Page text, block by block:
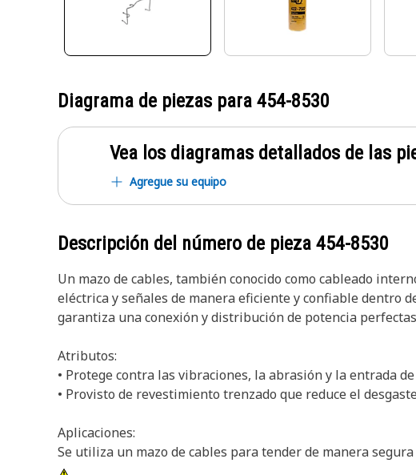
Diagrama de piezas para 454-8530
Vea los diagramas detallados de las
Agregue su equipo
Descripción del número de pieza 454-8530
Un mazo de cables, también conocido como cableado
eléctrica y señales de manera eficiente y confiable dentro
garantiza una conexión y distribución de potencia
Atributos:
• Protege contra las vibraciones, la abrasión y la entrada
• Provisto de revestimiento trenzado que reduce el
Aplicaciones:
Se utiliza un mazo de cables para tender de manera